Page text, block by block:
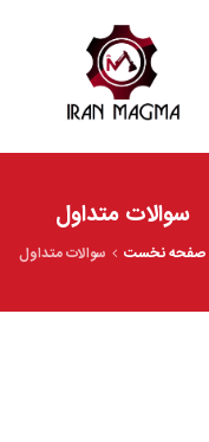
سوالات متداول
صفحه نخست سوالات متداول